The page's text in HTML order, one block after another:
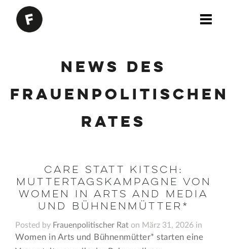
News des
Rates
Care statt Kitsch:
Muttertagskampagne von
Women in Arts and Media
und Bühnenmütter*
Posted by Frauenpolitischer Rat on März 31, 2026 in
Women in Arts und Bühnenmütter* starten eine